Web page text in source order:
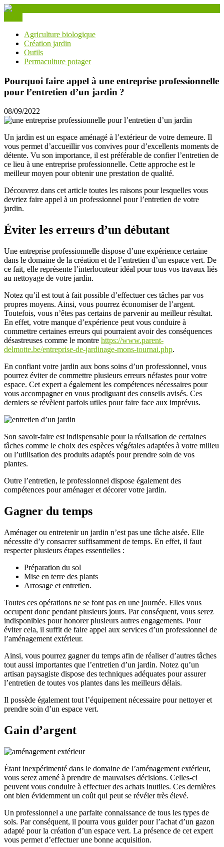
Skip
Culturia
Agriculture biologique
Création jardin
Outils
Permaculture potager
Pourquoi faire appel à une entreprise professionnelle
pour l’entretien d’un jardin ?
08/09/2022
Un jardin est un espace aménagé à l’extérieur de votre demeure. Il
vous permet d’accueillir vos convives pour d’excellents moments de
détente. Vu son importance, il est préférable de confier l’entretien de
ce lieu à une entreprise professionnelle. Cette approche est le
meilleur moyen pour obtenir une prestation de qualité.
Découvrez dans cet article toutes les raisons pour lesquelles vous
devriez faire appel à un professionnel pour l’entretien de votre
jardin.
Éviter les erreurs d’un débutant
Une entreprise professionnelle dispose d’une expérience certaine
dans le domaine de la création et de l’entretien d’un espace vert. De
ce fait, elle représente l’interlocuteur idéal pour tous vos travaux liés
au nettoyage de votre jardin.
Notez qu’il est tout à fait possible d’effectuer ces tâches par vos
propres moyens. Ainsi, vous pourrez économiser de l’argent.
Toutefois, vous n’êtes pas certains de parvenir au meilleur résultat.
En effet, votre manque d’expérience peut vous conduire à
commettre certaines erreurs qui pourraient avoir des conséquences
désastreuses comme le montre https://www.parent-
delmotte.be/entreprise-de-jardinage-mons-tournai.php.
En confiant votre jardin aux bons soins d’un professionnel, vous
pourrez éviter de commettre plusieurs erreurs néfastes pour votre
espace. Cet expert a également les compétences nécessaires pour
vous accompagner en vous prodiguant des conseils avisés. Ces
derniers se révèlent parfois utiles pour faire face aux imprévus.
Son savoir-faire est indispensable pour la réalisation de certaines
tâches comme le choix des espèces végétales adaptées à votre milieu
ou l’utilisation des produits adaptés pour prendre soin de vos
plantes.
Outre l’entretien, le professionnel dispose également des
compétences pour aménager et décorer votre jardin.
Gagner du temps
Aménager ou entretenir un jardin n’est pas une tâche aisée. Elle
nécessite d’y consacrer suffisamment de temps. En effet, il faut
respecter plusieurs étapes essentielles :
Préparation du sol
Mise en terre des plants
Arrosage et entretien.
Toutes ces opérations ne se font pas en une journée. Elles vous
occupent donc pendant plusieurs jours. Par conséquent, vous serez
indisponibles pour honorer plusieurs autres engagements. Pour
éviter cela, il suffit de faire appel aux services d’un professionnel de
l’aménagement extérieur.
Ainsi, vous pourrez gagner du temps afin de réaliser d’autres tâches
tout aussi importantes que l’entretien d’un jardin. Notez qu’un
artisan paysagiste dispose des techniques adéquates pour assurer
l’entretien de toutes vos plantes dans les meilleurs délais.
Il possède également tout l’équipement nécessaire pour nettoyer et
prendre soin d’un espace vert.
Gain d’argent
Étant inexpérimenté dans le domaine de l’aménagement extérieur,
vous serez amené à prendre de mauvaises décisions. Celles-ci
peuvent vous conduire à effectuer des achats inutiles. Ces dernières
ont bien évidemment un coût qui peut se révéler très élevé.
Un professionnel a une parfaite connaissance de tous les types de
sols. Par conséquent, il pourra vous guider pour l’achat d’un gazon
adapté pour la création d’un espace vert. La présence de cet expert
vous permet d’effectuer une bonne acquisition.